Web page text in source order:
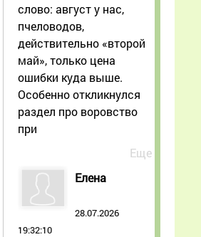
слово: август у нас,
пчеловодов,
действительно «второй
май», только цена
ошибки куда выше.
Особенно откликнулся
раздел про воровство
при
Еще
Елена
28.07.2026
19:32:10